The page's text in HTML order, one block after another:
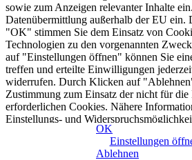
sowie zum Anzeigen relevanter Inhalte
Datenübermittlung außerhalb der EU
"OK" stimmen Sie dem Einsatz von
Technologien zu den vorgenannten
auf "Einstellungen öffnen" können Sie
treffen und erteilte Einwilligungen
widerrufen. Durch Klicken auf
Zustimmung zum Einsatz der nicht für
erforderlichen Cookies. Nähere
Einstellungs- und
Datenschutzerklärung
Ablehnen
Einstellungen
OK